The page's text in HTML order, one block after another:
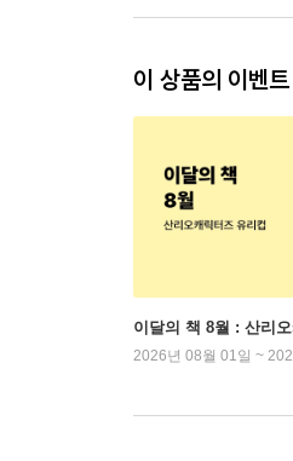
이 상품의 이벤트
이달의 책 8월 : 산리
2026년 08월 01일 ~